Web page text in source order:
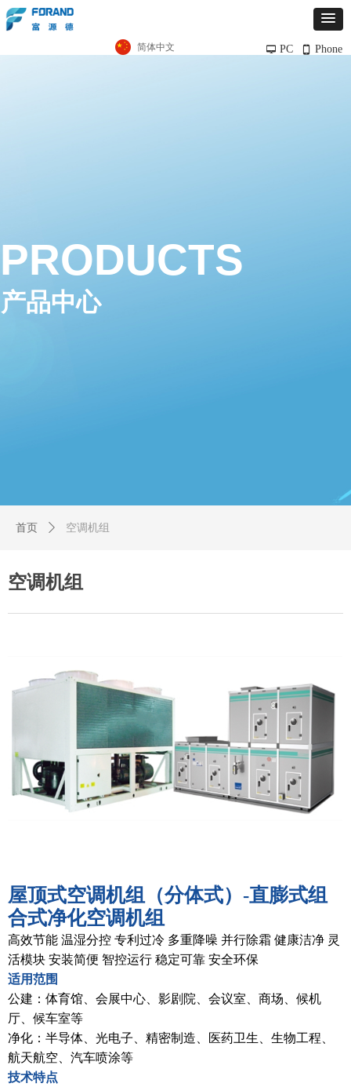
简体中文 넡 PC 넓 Phone
PRODUCTS
产品中心
空调机组
屋顶式空调机组（分体式）-直膨式组
合式净化空调机组
高效节能 温湿分控 专利过冷 多重降噪 并行除霜 健康洁净 灵
活模块 安装简便 智控运行 稳定可靠 安全环保
适用范围
公建：体育馆、会展中心、影剧院、会议室、商场、候机
厅、候车室等
净化：半导体、光电子、精密制造、医药卫生、生物工程、
航天航空、汽车喷涂等
技术特点
首页 ꄲ 空调机组